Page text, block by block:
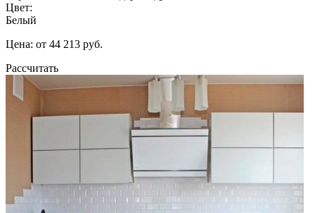
Цвет:
Белый
Цена: от 44 213 руб.
Рассчитать